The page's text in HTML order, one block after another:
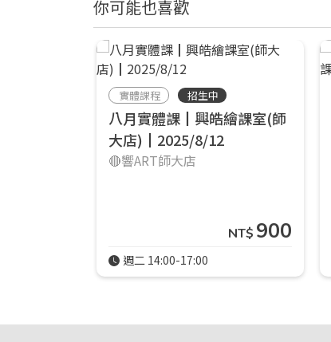
你可能也喜歡
實體課程 招生中
八月實體課┃興皓繪課室(師
大店)┃2025/8/12
🔴響ART師大店
NT$ 900
週二 14:00-17:00